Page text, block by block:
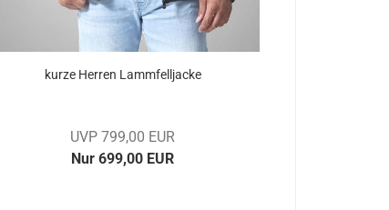
kurze Her­ren Lamm­fell­ja­cke
UVP 799,00 EUR
Nur 699,00 EUR